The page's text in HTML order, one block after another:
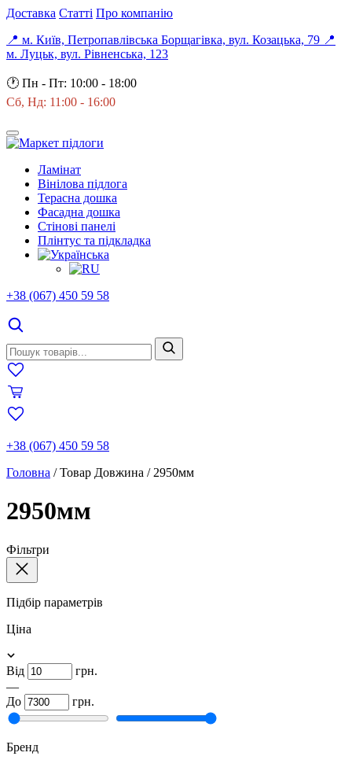
Доставка Статті Про компанію
📍 м. Київ, Петропавлівська Борщагівка, вул. Козацька, 79 📍
м. Луцьк, вул. Рівненська, 123
🕐 Пн - Пт: 10:00 - 18:00
Сб, Нд: 11:00 - 16:00
Ламінат
Вінілова підлога
Терасна дошка
Фасадна дошка
Стінові панелі
Плінтус та підкладка
+38 (067) 450 59 58
+38 (067) 450 59 58
Головна /Товар Довжина / 2950мм
2950мм
Фільтри
Підбір параметрів
Ціна
Від
грн.
—
До
грн.
Бренд